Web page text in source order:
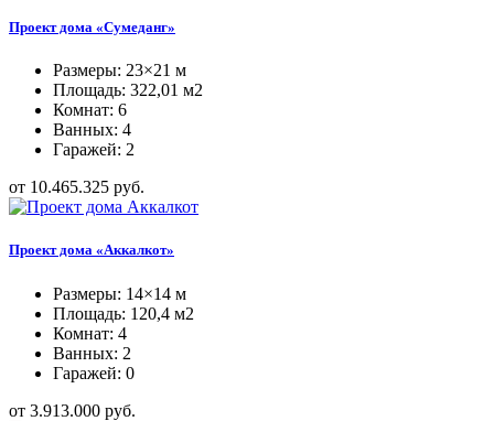
Проект дома «Сумеданг»
Размеры: 23×21 м
Площадь: 322,01 м2
Комнат: 6
Ванных: 4
Гаражей: 2
от 10.465.325 руб.
Проект дома «Аккалкот»
Размеры: 14×14 м
Площадь: 120,4 м2
Комнат: 4
Ванных: 2
Гаражей: 0
от 3.913.000 руб.